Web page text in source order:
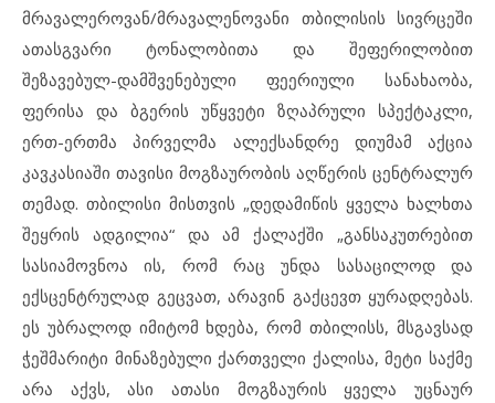
მრავალეროვან/მრავალენოვანი თბილისის სივრცეში
ათასგვარი ტონალობითა და შეფერილობით
შეზავებულ-დამშვენებული ფეერიული სანახაობა,
ფერისა და ბგერის უწყვეტი ზღაპრული სპექტაკლი,
ერთ-ერთმა პირველმა ალექსანდრე დიუმამ აქცია
კავკასიაში თავისი მოგზაურობის აღწერის ცენტრალურ
თემად. თბილისი მისთვის „დედამიწის ყველა ხალხთა
შეყრის ადგილია“ და ამ ქალაქში „განსაკუთრებით
სასიამოვნოა ის, რომ რაც უნდა სასაცილოდ და
ექსცენტრულად გეცვათ, არავინ გაქცევთ ყურადღებას.
ეს უბრალოდ იმიტომ ხდება, რომ თბილისს, მსგავსად
ჭეშმარიტი მინაზებული ქართველი ქალისა, მეტი საქმე
არა აქვს, ასი ათასი მოგზაურის ყველა უცნაურ